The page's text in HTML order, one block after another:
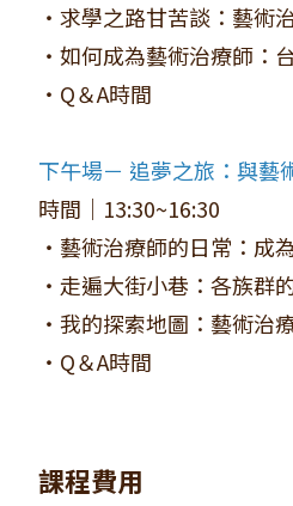
・求學之路甘苦談：藝術
・如何成為藝術治療師：
・Q＆A時間
下午場－ 追夢之旅：與藝
時間｜13:30~16:30
・藝術治療師的日常：成
・走遍大街小巷： 各族群
・ 我的探索地圖：藝術治
・Q＆A時間
課程費用